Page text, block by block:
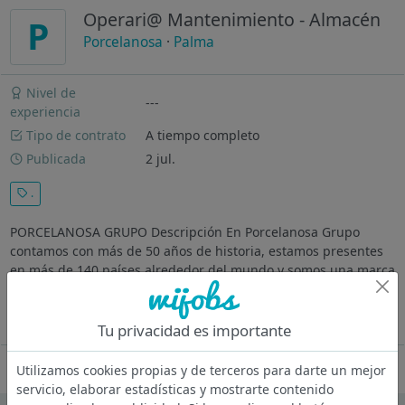
P Operari@ Mantenimiento - Almacén
Porcelanosa · Palma
Nivel de
experiencia
---
Tipo de contrato
A tiempo completo
Publicada
2 jul.
.
PORCELANOSA GRUPO Descripción En Porcelanosa Grupo
contamos con más de 50 años de historia, estamos presentes
en más de 140 países alrededor del mundo y somos una marca
de referencia a nivel mundial en diseño y calidad de producto.
Oferta desactivada
Tu privacidad es importante
Utilizamos cookies propias y de terceros para darte un mejor
servicio, elaborar estadísticas y mostrarte contenido